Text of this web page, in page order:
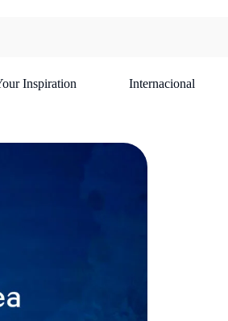
Inspiration Internacional